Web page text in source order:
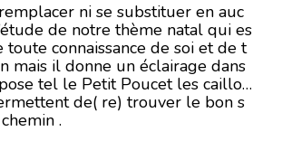
ni se substituer en auc
de notre thème natal qui es
toute connaissance de soi et de t
mais il donne un éclairage dans
tel le Petit Poucet les caillou
de( re) trouver le bon s
.